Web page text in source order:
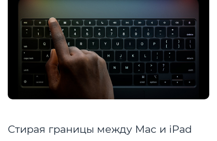
Стирая границы между Mac и iPad